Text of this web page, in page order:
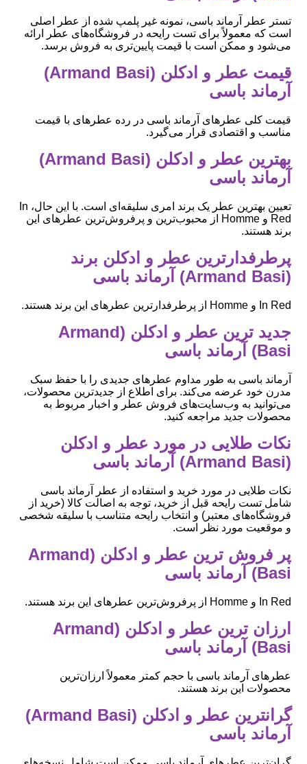
تستر عطر آرماند باسی، نمونه غیر پلمپ شده از عطر اصلی
است که معمولاً برای تست رایحه در فروشگاه‌های عطر ارائه
می‌شود و ممکن است با قیمت پایین‌تری به فروش برسد.
قیمت عطر و ادکلن (Armand Basi)
آرماند باسی
قیمت کلی عطرهای آرماند باسی در رده عطرهای با قیمت
مناسب و اقتصادی قرار می‌گیرد.
بهترین عطر و ادکلن (Armand Basi)
آرماند باسی
تعیین بهترین عطر یک برند امری سلیقه‌ای است. با این حال، In
Red و Homme از محبوب‌ترین و پرفروش‌ترین عطرهای این
برند هستند.
پرطرفدارترین عطر و ادکلن برند
(Armand Basi) آرماند باسی
In Red و Homme از پرطرفدارترین عطرهای این برند هستند.
جدید ترین عطر و ادکلن (Armand
Basi) آرماند باسی
آرماند باسی به طور مداوم عطرهای جدیدی را با حفظ سبک
مدرن خود عرضه می‌کند. برای اطلاع از جدیدترین محصولات،
می‌توانید به وب‌سایت‌های فروش عطر و اخبار مربوط به
محصولات جدید مراجعه کنید.
نکات طلایی در مورد عطر و ادکلن
(Armand Basi) آرماند باسی
نکات طلایی در مورد خرید و استفاده از عطر آرماند باسی
شامل تست رایحه قبل از خرید، توجه به اصالت کالا (خرید از
فروشگاه‌های معتبر) و انتخاب رایحه متناسب با سلیقه شخصی
و موقعیت مورد نظر است.
پر فروش ترین عطر و ادکلن (Armand
Basi) آرماند باسی
In Red و Homme از پرفروش‌ترین عطرهای این برند هستند.
ارزان ترین عطر و ادکلن (Armand
Basi) آرماند باسی
عطرهای آرماند باسی با حجم کمتر معمولاً ارزان‌ترین
محصولات این برند هستند.
گرانترین عطر و ادکلن (Armand Basi)
آرماند باسی